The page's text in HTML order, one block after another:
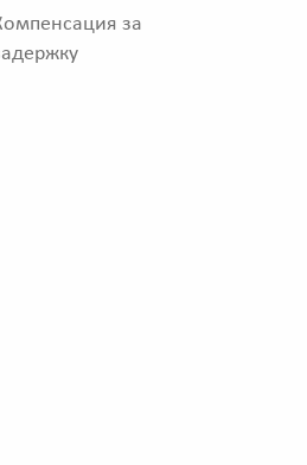
за